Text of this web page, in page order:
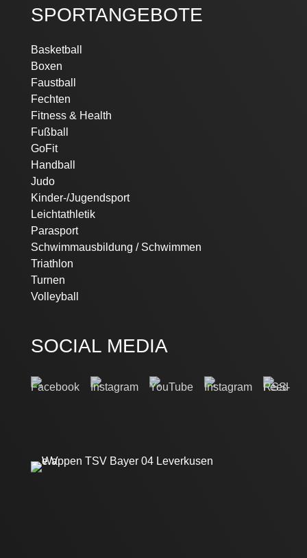
SPORTANGEBOTE
Basketball
Boxen
Faustball
Fechten
Fitness & Health
Fußball
GoFit
Handball
Judo
Kinder-/Jugendsport
Leichtathletik
Parasport
Schwimmausbildung / Schwimmen
Triathlon
Turnen
Volleyball
SOCIAL MEDIA